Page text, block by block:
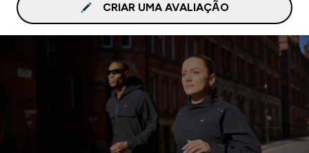
CRIAR UMA AVALIAÇÃO